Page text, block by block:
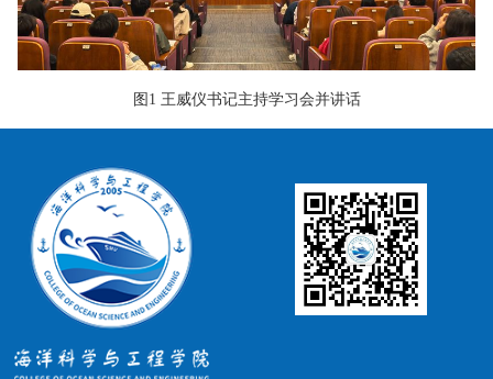
图1 王威仪书记主持学习会并讲话